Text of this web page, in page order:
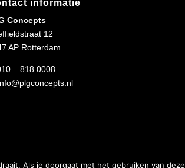
informatie
Concepts
12
AP Rotterdam
– 818 0008
Als je doorgaat met het gebruiken van